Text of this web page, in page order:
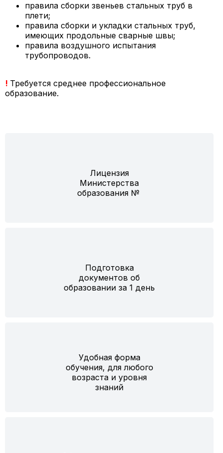
правила сборки звеньев стальных труб в
плети;
правила сборки и укладки стальных труб,
имеющих продольные сварные швы;
правила воздушного испытания
трубопроводов.
! Требуется среднее профессиональное
образование.
Лицензия
Министерства
образования №
Подготовка
документов об
образовании за 1 день
Удобная форма
обучения, для любого
возраста и уровня
знаний